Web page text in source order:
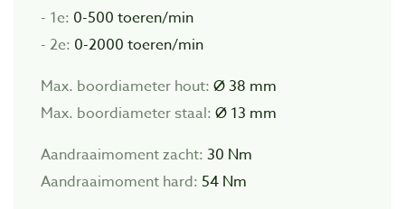
- 1e: 0-500 toeren/min
- 2e: 0-2000 toeren/min
Max. boordiameter hout: Ø 38 mm
Max. boordiameter staal: Ø 13 mm
Aandraaimoment zacht: 30 Nm
Aandraaimoment hard: 54 Nm